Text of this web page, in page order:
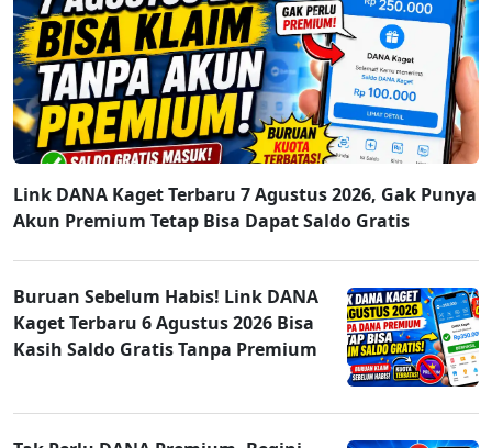
Link DANA Kaget Terbaru 7 Agustus 2026, Gak Punya
Akun Premium Tetap Bisa Dapat Saldo Gratis
Buruan Sebelum Habis! Link DANA
Kaget Terbaru 6 Agustus 2026 Bisa
Kasih Saldo Gratis Tanpa Premium